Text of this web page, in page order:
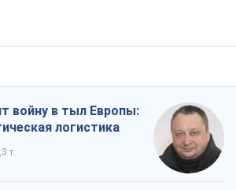
войну в тыл Европы:
логистика
т.